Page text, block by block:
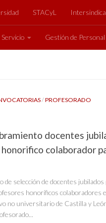
STACyL
Gestión de Personal
/PROFESORADO
docentes
colaborador
de selección de docentes jubilados
honoríficos colaboradores
no universitario de Castilla y